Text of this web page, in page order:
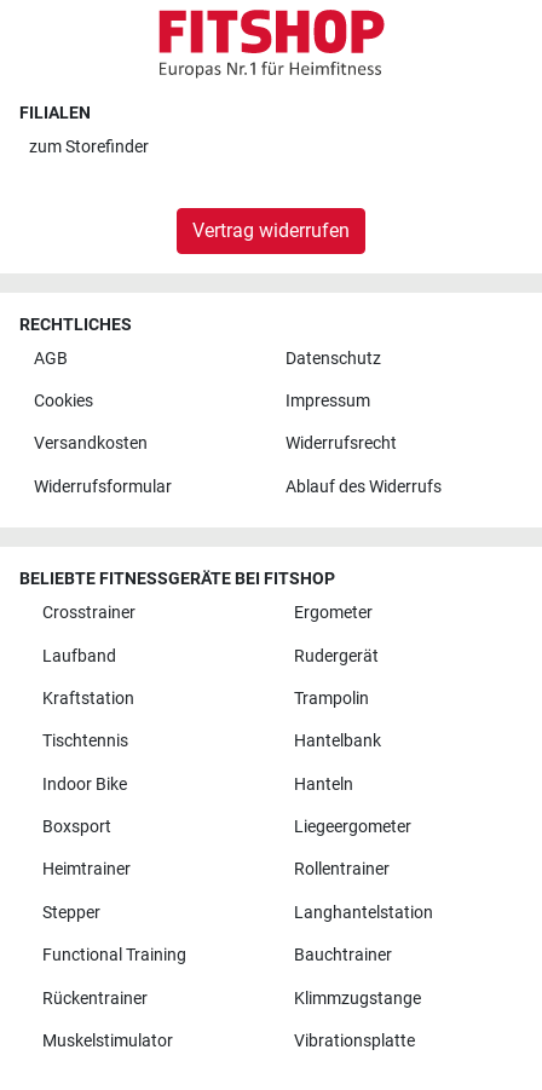
FILIALEN
zumStorefinder
Vertrag widerrufen
RECHTLICHES
AGB
Datenschutz
Cookies Impressum
Versandkosten Widerrufsrecht
Widerrufsformular Ablauf des Widerrufs
BELIEBTE FITNESSGERÄTE BEI FITSHOP
Crosstrainer
Ergometer
Laufband Rudergerät
Kraftstation Trampolin
Tischtennis Hantelbank
Indoor Bike Hanteln
Boxsport Liegeergometer
Heimtrainer Rollentrainer
Stepper Langhantelstation
Functional Training Bauchtrainer
Rückentrainer Klimmzugstange
Muskelstimulator Vibrationsplatte